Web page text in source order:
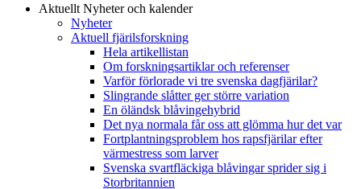
Aktuellt Nyheter och kalender
Nyheter
Aktuell fjärilsforskning
Hela artikellistan
Om forskningsartiklar och referenser
Varför förlorade vi tre svenska dagfjärilar?
Slingrande slåtter ger större variation
En öländsk blåvingehybrid
Det nya normala får oss att glömma hur det var
Fortplantningsproblem hos rapsfjärilar efter
värmestress som larver
Svenska svartfläckiga blåvingar sprider sig i
Storbritannien